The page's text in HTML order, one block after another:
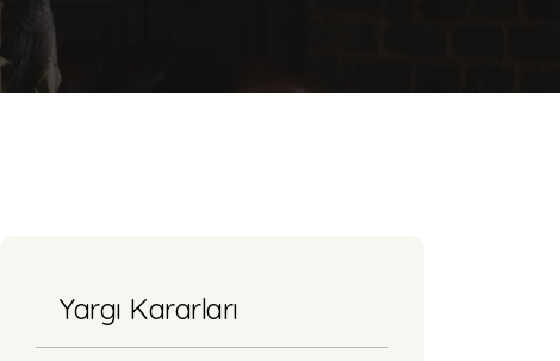
Yargı Kararları